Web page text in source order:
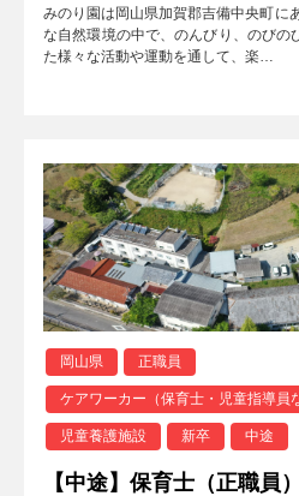
みのり園は岡山県加賀郡吉備中央町に
な自然環境の中で、のんびり、のびの
た様々な活動や運動を通して、楽…
岡山県 正職員
ケアワーカー（保育士・児童指導員
児童養護施設 新卒 中途
【中途】保育士（正職員